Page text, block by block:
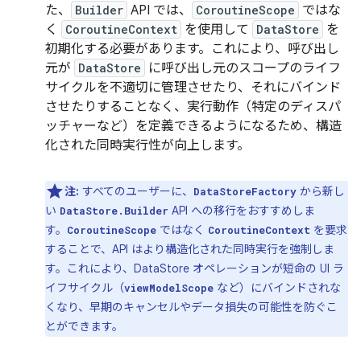
た、
Builder API では、 CoroutineScope ではな
く
CoroutineContext を使用して DataStore を
初期化する必要があります。これにより、呼び出し
元が DataStore
に呼び出し元のスコープのライフ
サイクルを不適切に管理させたり、それにバインド
させたりすることなく、実行動作（特定のディスパ
ッチャーなど）を定義できるようになるため、構造
化された同時実行性が向上します。
注: すべてのユーザーに、 DataStoreFactory から新し
い DataStore.Builder API への移行をおすすめしま
す。
CoroutineScope ではなく CoroutineContext を要求
することで、API はより構造化された同時実行を強制しま
す。これにより、DataStore オペレーションが短命の UI ラ
イフサイクル（viewModelScope など）にバインドされな
くなり、早期のキャンセルやデータ損失の可能性を防ぐこ
とができます。